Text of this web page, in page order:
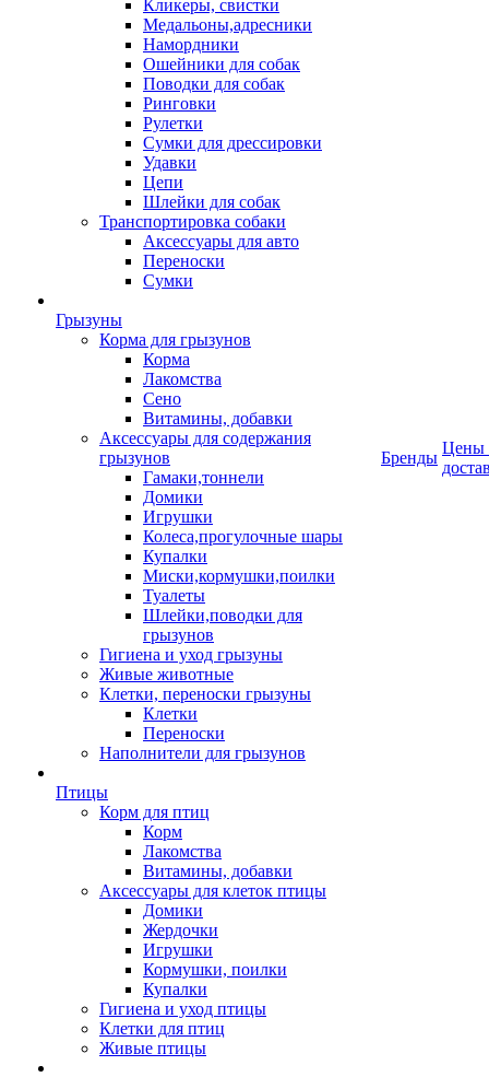
Кликеры, свистки
Медальоны,адресники
Намордники
Ошейники для собак
Поводки для собак
Ринговки
Рулетки
Сумки для дрессировки
Удавки
Цепи
Шлейки для собак
Транспортировка собаки
Аксессуары для авто
Переноски
Сумки
Грызуны
Корма для грызунов
Корма
Лакомства
Сено
Витамины, добавки
Аксессуары для содержания
грызунов
Гамаки,тоннели
Домики
Игрушки
Колеса,прогулочные шары
Купалки
Миски,кормушки,поилки
Туалеты
Шлейки,поводки для
грызунов
Гигиена и уход грызуны
Живые животные
Клетки, переноски грызуны
Клетки
Переноски
Наполнители для грызунов
Птицы
Корм для птиц
Корм
Лакомства
Витамины, добавки
Аксессуары для клеток птицы
Домики
Жердочки
Игрушки
Кормушки, поилки
Купалки
Гигиена и уход птицы
Клетки для птиц
Живые птицы
Бренды
Цены